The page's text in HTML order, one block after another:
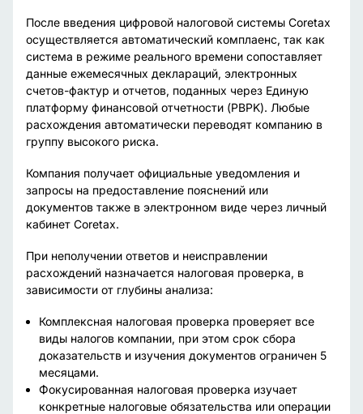
После введения цифровой налоговой системы Coretax
осуществляется автоматический комплаенс, так как
система в режиме реального времени сопоставляет
данные ежемесячных деклараций, электронных
счетов-фактур и отчетов, поданных через Единую
платформу финансовой отчетности (PBPK). Любые
расхождения автоматически переводят компанию в
группу высокого риска.
Компания получает официальные уведомления и
запросы на предоставление пояснений или
документов также в электронном виде через личный
кабинет Coretax.
При неполучении ответов и неисправлении
расхождений назначается налоговая проверка, в
зависимости от глубины анализа:
Комплексная налоговая проверка проверяет все
виды налогов компании, при этом срок сбора
доказательств и изучения документов ограничен 5
месяцами.
Фокусированная налоговая проверка изучает
конкретные налоговые обязательства или операции